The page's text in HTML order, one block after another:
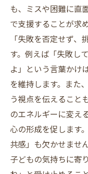
も、ミスや困難に直
で支援することが求
「失敗を否定せず、
す。例えば「失敗し
よ」という言葉かけ
を維持します。また
う視点を伝えること
のエネルギーに変え
心の形成を促します
共感」も欠かせませ
子どもの気持ちに寄